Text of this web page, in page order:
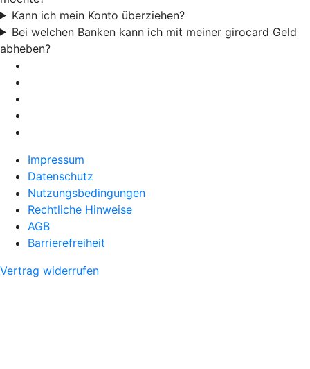
Kann ich mein Konto überziehen?
Bei welchen Banken kann ich mit meiner girocard Geld
abheben?
Impressum
Datenschutz
Nutzungsbedingungen
Rechtliche Hinweise
AGB
Barrierefreiheit
Vertrag widerrufen